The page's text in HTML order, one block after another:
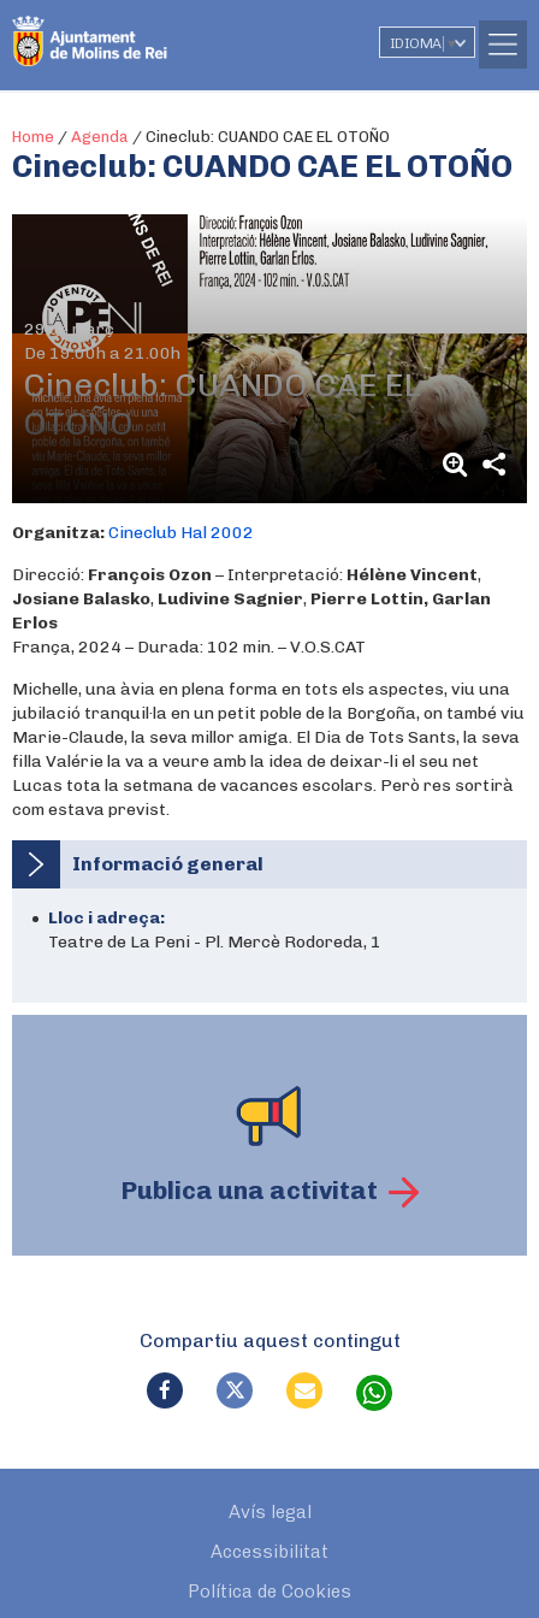
IDIOMA ▼
Home / Agenda / Cineclub: CUANDO CAE EL OTOÑO
Cineclub: CUANDO CAE EL OTOÑO
29 de març
De 19.00h a 21.00h
Cineclub: CUANDO CAE EL
OTOÑO
Organitza:Cineclub Hal 2002
Direcció: François Ozon – Interpretació: Hélène Vincent,
Josiane Balasko, Ludivine Sagnier, Pierre Lottin, Garlan
Erlos
França, 2024 – Durada: 102 min. – V.O.S.CAT
Michelle, una àvia en plena forma en tots els aspectes, viu una
jubilació tranquil·la en un petit poble de la Borgoña, on també viu
Marie-Claude, la seva millor amiga. El Dia de Tots Sants, la seva
filla Valérie la va a veure amb la idea de deixar-li el seu net
Lucas tota la setmana de vacances escolars. Però res sortirà
com estava previst.
Informació general
Lloc i adreça:
Teatre de La Peni - Pl. Mercè Rodoreda, 1
Publica una activitat
Compartiu aquest contingut
Avís legal
Accessibilitat
Política de Cookies